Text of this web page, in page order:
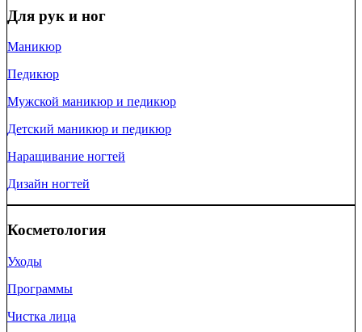
Для рук и ног
Маникюр
Педикюр
Мужской маникюр и педикюр
Детский маникюр и педикюр
Наращивание ногтей
Дизайн ногтей
Косметология
Уходы
Программы
Чистка лица